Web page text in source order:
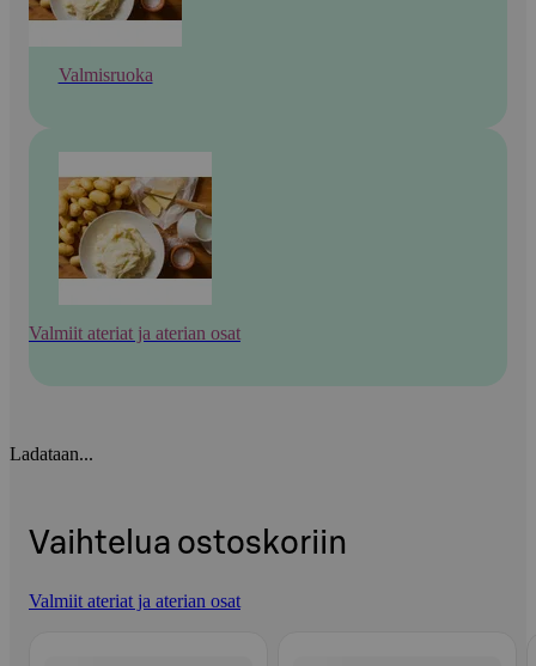
Valmisruoka
Valmiit ateriat ja aterian osat
Ladataan...
Vaihtelua ostoskoriin
Valmiit ateriat ja aterian osat